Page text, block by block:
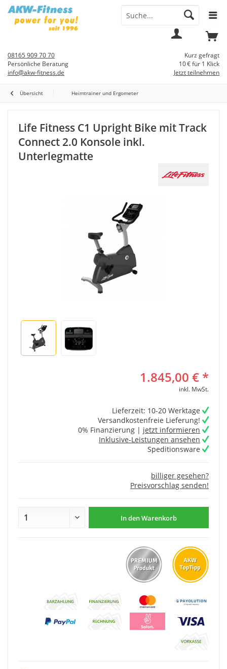
Kurz gefragt
10 € für 1 Klick
Jetzt teilnehmen
08165 909 70 70
Persönliche Beratung
info@akw-fitness.de
Übersicht Heimtrainer und Ergometer
Life Fitness C1 Upright Bike mit Track
Connect 2.0 Konsole inkl.
Unterlegmatte
1.845,00 € *
inkl. MwSt.
Lieferzeit: 10-20 Werktage
Versandkostenfreie Lieferung!
0% Finanzierung | jetzt informieren
Inklusive-Leistungen ansehen
Speditionsware
billiger gesehen?
Preisvorschlag senden!
In denWarenkorb